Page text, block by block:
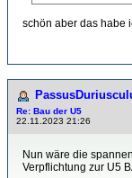
schön aber das habe
Re: Bau der U5
22.11.2023 21:26
Nun wäre die
Verpflichtung zur U5